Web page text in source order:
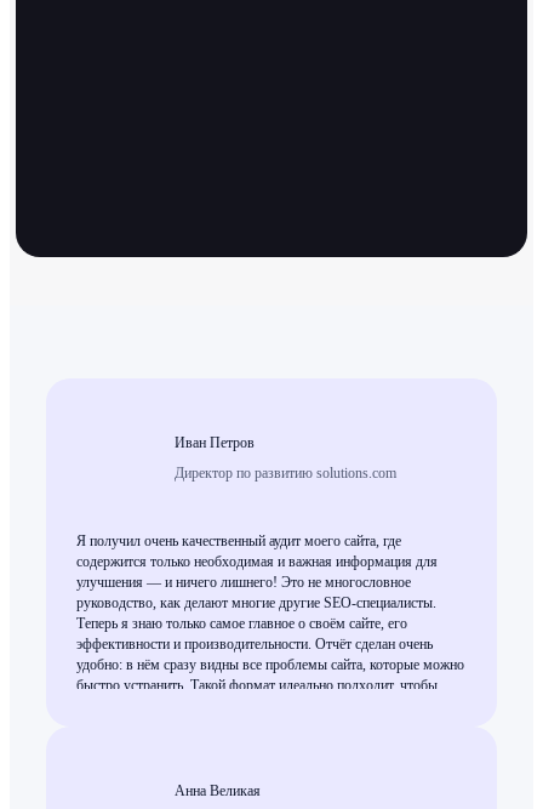
Иван Петров
Директор по развитию solutions.com
Я получил очень качественный аудит моего сайта, где
содержится только необходимая и важная информация для
улучшения — и ничего лишнего! Это не многословное
руководство, как делают многие другие SEO-специалисты.
Теперь я знаю только самое главное о своём сайте, его
эффективности и производительности. Отчёт сделан очень
удобно: в нём сразу видны все проблемы сайта, которые можно
быстро устранить. Такой формат идеально подходит, чтобы
нужен экспертный SEO-аудит.
Анна Великая